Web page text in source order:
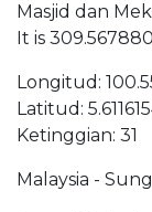
Masjid dan
It is
Longitud:
Latitud:
Ketinggian: 31
Malaysia -